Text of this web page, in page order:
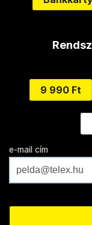
9 990 Ft
e-mail cím